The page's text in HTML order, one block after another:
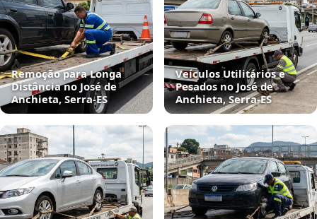
Remoção para Longa
Distância no José de
Anchieta, Serra‑ES
Veículos Utilitários e
Pesados no José de
Anchieta, Serra‑ES